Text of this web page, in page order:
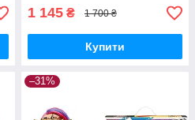
1 145 ₴ 1 700 ₴
Купити
–31%